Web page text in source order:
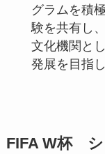
グラムを積
験を共有し
文化機関と
発展を目指
FIFA W杯 シ